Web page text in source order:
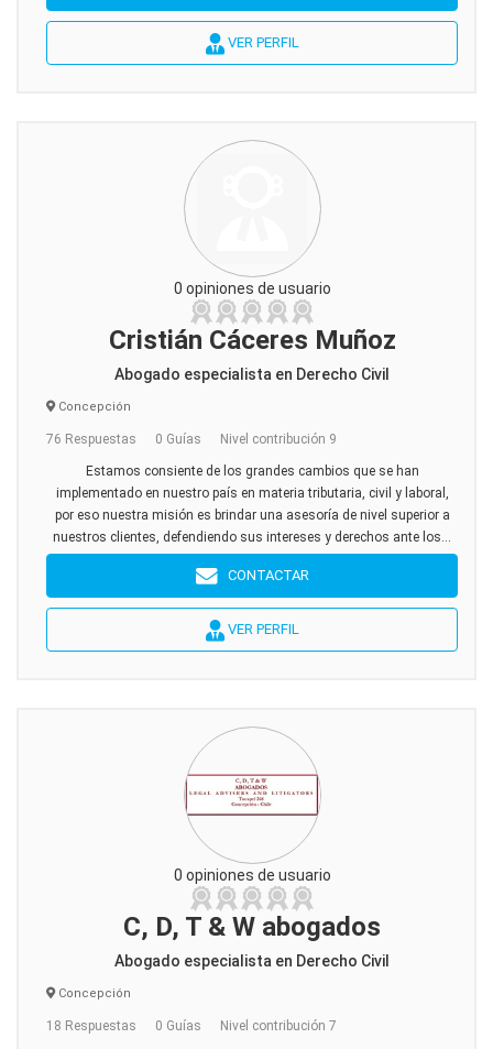
VER PERFIL
0 opiniones de usuario
Cristián Cáceres Muñoz
Abogado especialista en Derecho Civil
Concepción
76 Respuestas 0 Guías Nivel contribución 9
Estamos consiente de los grandes cambios que se han
implementado en nuestro país en materia tributaria, civil y laboral,
por eso nuestra misión es brindar una asesoría de nivel superior a
nuestros clientes, defendiendo sus intereses y derechos ante los...
CONTACTAR
VER PERFIL
0 opiniones de usuario
C, D, T & W abogados
Abogado especialista en Derecho Civil
Concepción
18 Respuestas 0 Guías Nivel contribución 7